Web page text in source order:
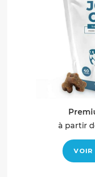
à partir
VOIR